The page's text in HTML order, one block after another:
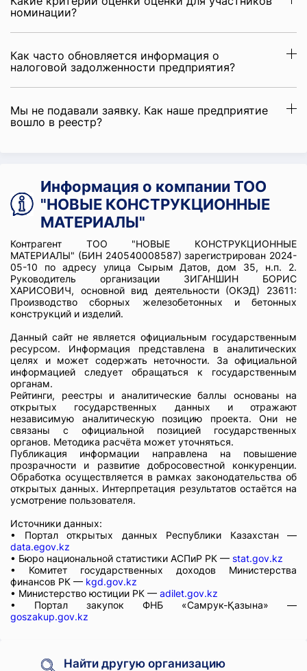
номинации?
Как часто обновляется информация о
налоговой задолженности предприятия?
Мы не подавали заявку. Как наше предприятие
вошло в реестр?
Информация о компании ТОО
"НОВЫЕ КОНСТРУКЦИОННЫЕ
МАТЕРИАЛЫ"
Контрагент ТОО "НОВЫЕ КОНСТРУКЦИОННЫЕ
МАТЕРИАЛЫ" (БИН 240540008587) зарегистрирован 2024-
05-10 по адресу улица Сырым Датов, дом 35, н.п. 2.
Руководитель организации ЗИГАНШИН БОРИС
ХАРИСОВИЧ, основной вид деятельности (ОКЭД) 23611:
Производство сборных железобетонных и бетонных
конструкций и изделий.
Данный сайт не является официальным государственным
ресурсом. Информация представлена в аналитических
целях и может содержать неточности. За официальной
информацией следует обращаться к государственным
органам.
Рейтинги, реестры и аналитические баллы основаны на
открытых государственных данных и отражают
независимую аналитическую позицию проекта. Они не
связаны с официальной позицией государственных
органов. Методика расчёта может уточняться.
Публикация информации направлена на повышение
прозрачности и развитие добросовестной конкуренции.
Обработка осуществляется в рамках законодательства об
открытых данных. Интерпретация результатов остаётся на
усмотрение пользователя.
Источники данных:
• Портал открытых данных Республики Казахстан —
data.egov.kz
• Бюро национальной статистики АСПиР РК — stat.gov.kz
• Комитет государственных доходов Министерства
финансов РК — kgd.gov.kz
• Министерство юстиции РК — adilet.gov.kz
• Портал закупок ФНБ «Самрук-Қазына» —
goszakup.gov.kz
Найти другую организацию